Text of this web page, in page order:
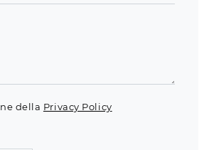
della Privacy Policy